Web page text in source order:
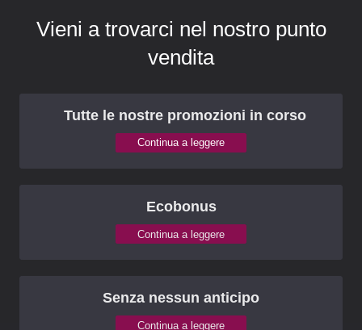
Vieni a trovarci nel nostro punto
vendita
Tutte le nostre promozioni in corso
Continua a leggere
Ecobonus
Continua a leggere
Senza nessun anticipo
Continua a leggere